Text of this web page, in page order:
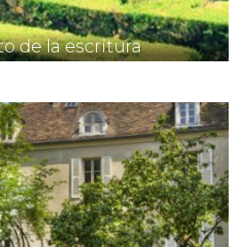
de la escritura